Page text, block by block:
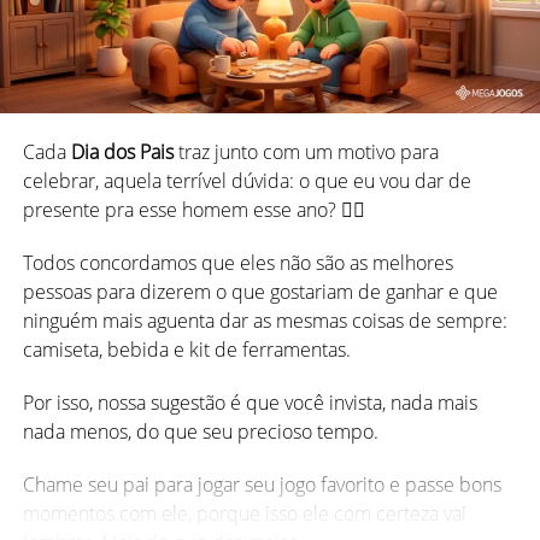
3. Peças variadas? Você não
precisa!
tenha uma mão diversificada. Nesse caso, se você seguir
esse conselho, você evita ter muitas quadras, por
jogar, certo?
Cada Dia dos Paistraz junto com um motivo para
celebrar, aquela terrível dúvida: o que eu vou dar de
presente pra esse homem esse ano? 😵‍💫
Todos concordamos que eles não são as melhores
pessoas para dizerem o que gostariam de ganhar e que
ninguém mais aguenta dar as mesmas coisas de sempre:
camiseta, bebida e kit de ferramentas.
Por isso, nossa sugestão é que você invista, nada mais
nada menos, do que seu precioso tempo.
Chame seu pai para jogar seu jogo favorito e passe bons
momentos com ele, porque isso ele com certeza vai